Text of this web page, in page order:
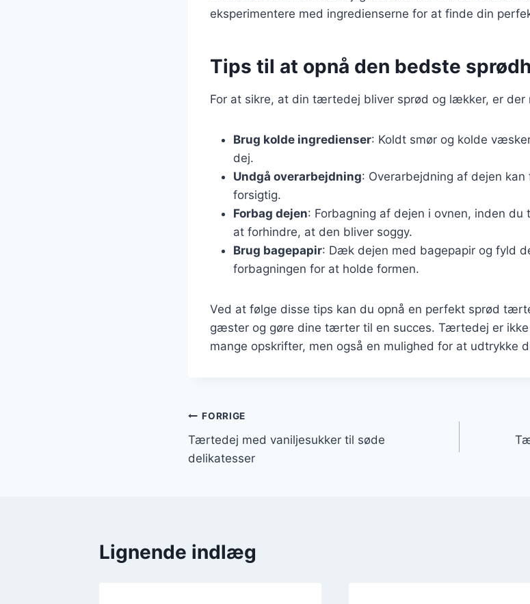
eksperimentere med ingredienserne for at finde din
Tips til at opnå den bedste
For at sikre, at din tærtedej bliver sprød og lækker, er der
Brug kolde ingredienser: Koldt smør og kolde
dej.
Undgå overarbejdning: Overarbejdning af dejen
forsigtig.
Forbag dejen: Forbagning af dejen i ovnen, inden
at forhindre, at den bliver soggy.
Brug bagepapir: Dæk dejen med bagepapir og fyld
forbagningen for at holde formen.
Ved at følge disse tips kan du opnå en perfekt sprød
gæster og gøre dine tærter til en succes. Tærtedej er
mange opskrifter, men også en mulighed for at udtrykke
Indlægsnavigation
FORRIGE
Tærtedej med vaniljesukker til søde
delikatesser
Lignende indlæg